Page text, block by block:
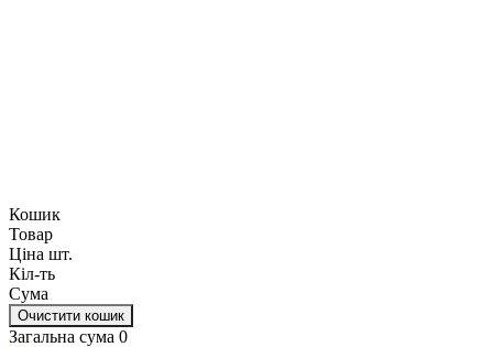
Кошик
Товар
Ціна шт.
Кіл-ть
Сума
Очистити кошик
Загальна сума 0